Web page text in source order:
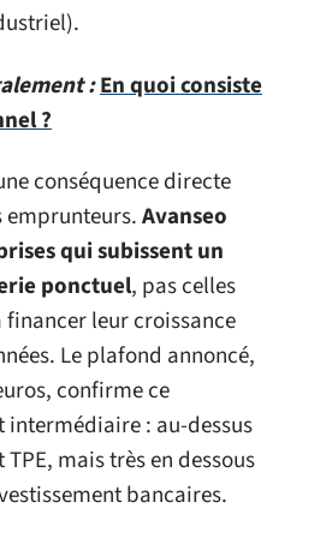
:En quoi consiste
?
conséquence directe
Avanseo
qui subissent un
ponctuel, pas celles
leur croissance
Le plafond annoncé,
confirme ce
: au-dessus
mais très en dessous
bancaires.